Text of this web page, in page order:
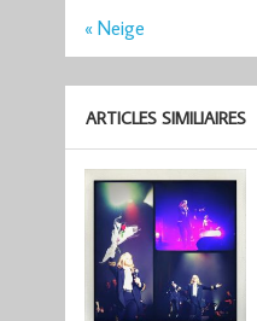
Navigation
« Neige
ARTICLES SIMILIAIRES